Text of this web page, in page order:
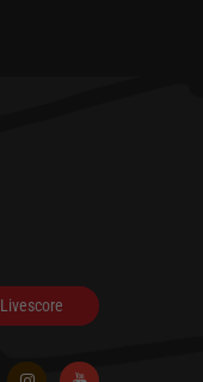
Livescore